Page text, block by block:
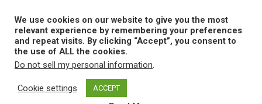
content
MENU
Home B Butaca
We use cookies on our website to give you the most
relevant experience by remembering your preferences
and repeat visits. By clicking “Accept”, you consent to
the use of ALL the cookies.
Do not sell my personal information.
Cookie settings ACCEPT